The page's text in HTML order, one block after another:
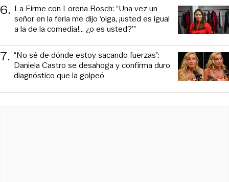
6. La Firme con Lorena Bosch: “Una vez un
señor en la feria me dijo ‘oiga, ¡usted es igual
a la de la comedia!... ¿o es usted?’”
7. “No sé de dónde estoy sacando fuerzas”:
Daniela Castro se desahoga y confirma duro
diagnóstico que la golpeó